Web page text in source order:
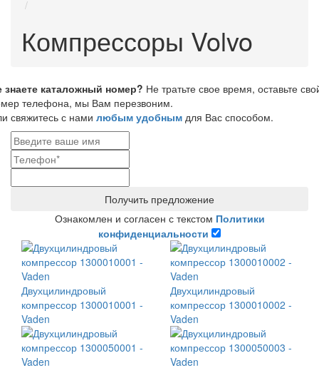
Компрессоры Volvo
знаете каталожный номер? Не тратьте свое время, оставьте
телефона, мы Вам перезвоним.
свяжитесь с нами любым удобным для Вас способом.
Получить предложение
Ознакомлен и согласен с текстом Политики
конфиденциальности
Двухцилиндровый
компрессор 1300010001 -
Vaden
Двухцилиндровый
компрессор 1300010002 -
Vaden